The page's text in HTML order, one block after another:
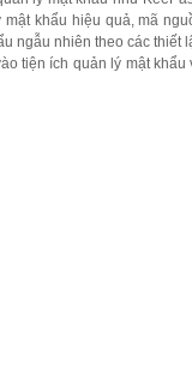
khẩu hiệu quả, mã
ngẫu nhiên theo các thiết
tiện ích quản lý mật khẩu